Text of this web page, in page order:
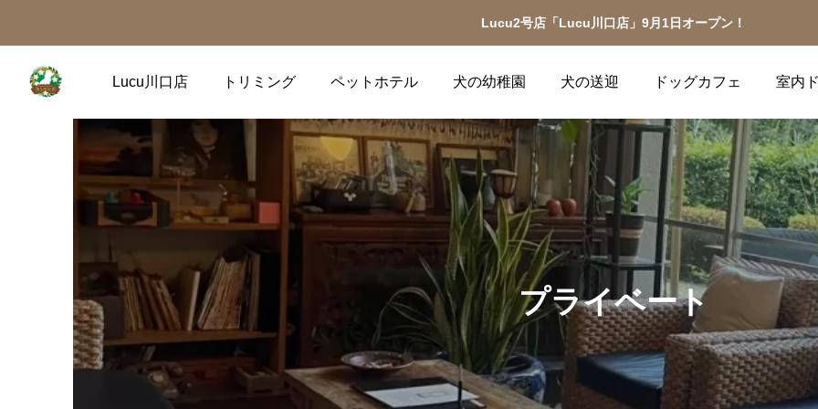
Lucu2号店「Lucu川口店」9月1日オープン！
Lucu川口店 トリミング ペットホテル 犬の幼稚園 犬の送迎 ドッグカフェ 室内
プライベート